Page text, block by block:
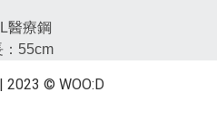
醫療鋼
：55cm
| 2023 © WOO:D